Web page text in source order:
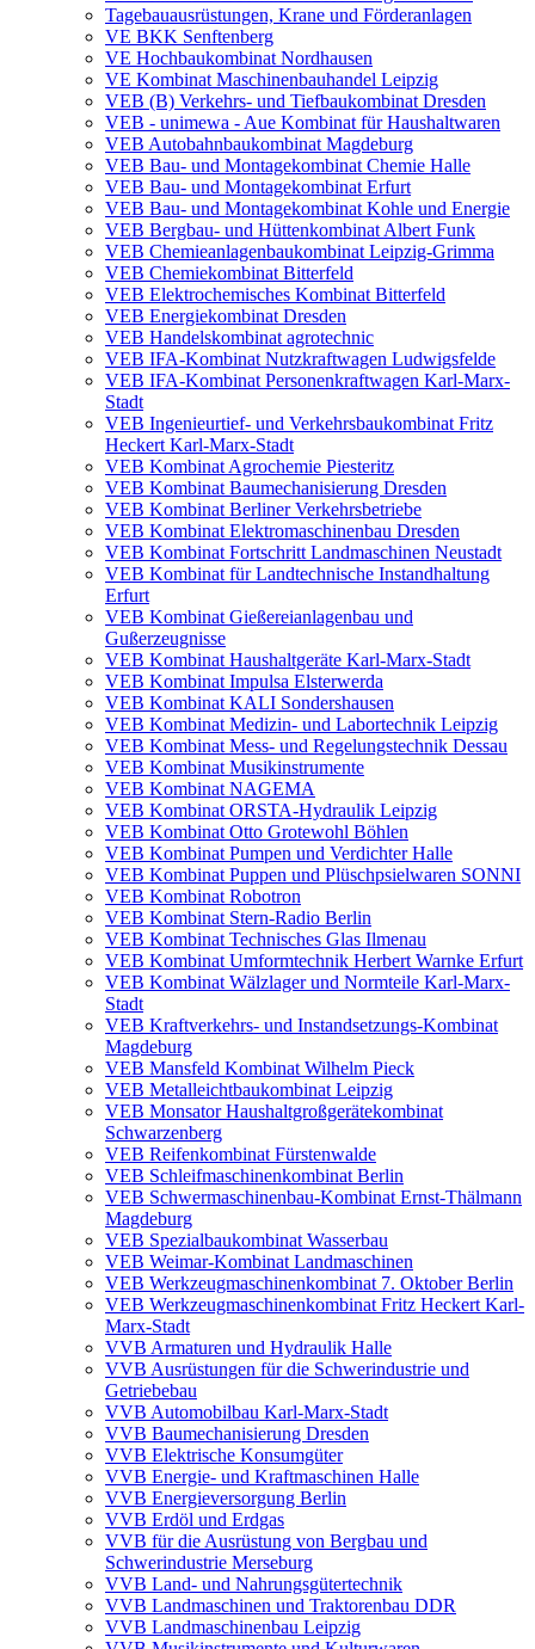
Tagebauausrüstungen, Krane und Förderanlagen
VE BKK Senftenberg
VE Hochbaukombinat Nordhausen
VE Kombinat Maschinenbauhandel Leipzig
VEB (B) Verkehrs- und Tiefbaukombinat Dresden
VEB - unimewa - Aue Kombinat für Haushaltwaren
VEB Autobahnbaukombinat Magdeburg
VEB Bau- und Montagekombinat Chemie Halle
VEB Bau- und Montagekombinat Erfurt
VEB Bau- und Montagekombinat Kohle und Energie
VEB Bergbau- und Hüttenkombinat Albert Funk
VEB Chemieanlagenbaukombinat Leipzig-Grimma
VEB Chemiekombinat Bitterfeld
VEB Elektrochemisches Kombinat Bitterfeld
VEB Energiekombinat Dresden
VEB Handelskombinat agrotechnic
VEB IFA-Kombinat Nutzkraftwagen Ludwigsfelde
VEB IFA-Kombinat Personenkraftwagen Karl-Marx-
Stadt
VEB Ingenieurtief- und Verkehrsbaukombinat Fritz
Heckert Karl-Marx-Stadt
VEB Kombinat Agrochemie Piesteritz
VEB Kombinat Baumechanisierung Dresden
VEB Kombinat Berliner Verkehrsbetriebe
VEB Kombinat Elektromaschinenbau Dresden
VEB Kombinat Fortschritt Landmaschinen Neustadt
VEB Kombinat für Landtechnische Instandhaltung
Erfurt
VEB Kombinat Gießereianlagenbau und
Gußerzeugnisse
VEB Kombinat Haushaltgeräte Karl-Marx-Stadt
VEB Kombinat Impulsa Elsterwerda
VEB Kombinat KALI Sondershausen
VEB Kombinat Medizin- und Labortechnik Leipzig
VEB Kombinat Mess- und Regelungstechnik Dessau
VEB Kombinat Musikinstrumente
VEB Kombinat NAGEMA
VEB Kombinat ORSTA-Hydraulik Leipzig
VEB Kombinat Otto Grotewohl Böhlen
VEB Kombinat Pumpen und Verdichter Halle
VEB Kombinat Puppen und Plüschpsielwaren SONNI
VEB Kombinat Robotron
VEB Kombinat Stern-Radio Berlin
VEB Kombinat Technisches Glas Ilmenau
VEB Kombinat Umformtechnik Herbert Warnke Erfurt
VEB Kombinat Wälzlager und Normteile Karl-Marx-
Stadt
VEB Kraftverkehrs- und Instandsetzungs-Kombinat
Magdeburg
VEB Mansfeld Kombinat Wilhelm Pieck
VEB Metalleichtbaukombinat Leipzig
VEB Monsator Haushaltgroßgerätekombinat
Schwarzenberg
VEB Reifenkombinat Fürstenwalde
VEB Schleifmaschinenkombinat Berlin
VEB Schwermaschinenbau-Kombinat Ernst-Thälmann
Magdeburg
VEB Spezialbaukombinat Wasserbau
VEB Weimar-Kombinat Landmaschinen
VEB Werkzeugmaschinenkombinat 7. Oktober Berlin
VEB Werkzeugmaschinenkombinat Fritz Heckert Karl-
Marx-Stadt
VVB Armaturen und Hydraulik Halle
VVB Ausrüstungen für die Schwerindustrie und
Getriebebau
VVB Automobilbau Karl-Marx-Stadt
VVB Baumechanisierung Dresden
VVB Elektrische Konsumgüter
VVB Energie- und Kraftmaschinen Halle
VVB Energieversorgung Berlin
VVB Erdöl und Erdgas
VVB für die Ausrüstung von Bergbau und
Schwerindustrie Merseburg
VVB Land- und Nahrungsgütertechnik
VVB Landmaschinen und Traktorenbau DDR
VVB Landmaschinenbau Leipzig